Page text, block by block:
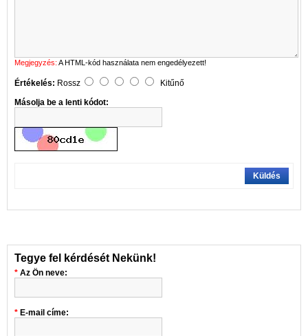
Megjegyzés: A HTML-kód használata nem engedélyezett!
Értékelés: Rossz
Kitűnő
Másolja be a lenti kódot:
Küldés
Tegye fel kérdését Nekünk!
Az Ön neve:
E-mail címe: